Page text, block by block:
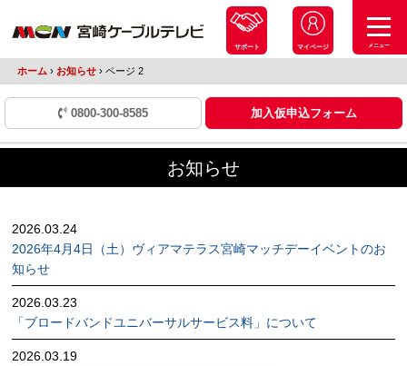
サポート マイページ メニュー
ホーム › お知らせ ›ページ 2
0800-300-8585 加入仮申込フォーム
お知らせ
2026.03.24
2026年4月4日（土）ヴィアマテラス宮崎マッチデーイベントのお
知らせ
2026.03.23
「ブロードバンドユニバーサルサービス料」について
2026.03.19